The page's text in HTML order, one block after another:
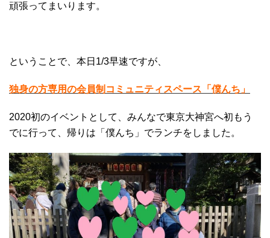
頑張ってまいります。
ということで、本日1/3早速ですが、
独身の方専用の会員制コミュニティスペース「僕んち」
2020初のイベントとして、みんなで東京大神宮へ初もう
でに行って、帰りは「僕んち」でランチをしました。